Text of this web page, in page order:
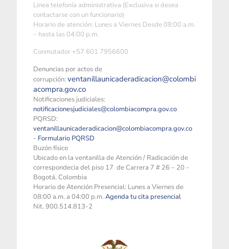
Linea telefonía administrativa (Exclusiva si desea
contactarse con un funcionario)
Horario de atención: Lunes a Viernes Desde 08:00 a.m.
– hasta las 04:00 p.m.
Conmutador +57 601 7956600
Denuncias por actos de
corrupción: ventanillaunicaderadicacion@colombi
acompra.gov.co
Notificaciones judiciales:
notificacionesjudiciales@colombiacompra.gov.co
PQRSD:
ventanillaunicaderadicacion@colombiacompra.gov.co
- Formulario PQRSD
Buzón físico
Ubicado en la ventanilla de Atención / Radicación de
correspondecia del piso 17 de Carrera 7 # 26 – 20 -
Bogotá, Colombia
Horario de Atención Presencial: Lunes a Viernes de
08:00 a.m. a 04:00 p.m. Agenda tu cita presencial
Nit. 900.514.813-2